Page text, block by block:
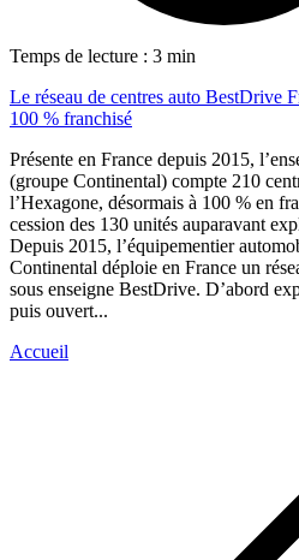
Temps de lecture : 3 min
Le réseau de centres auto BestDrive
100 % franchisé
Présente en France depuis 2015,
(groupe Continental) compte 210
l’Hexagone, désormais à 100 % en
cession des 130 unités auparavant
Depuis 2015, l’équipementier
Continental déploie en France un
sous enseigne BestDrive. D’abord
puis ouvert...
Accueil